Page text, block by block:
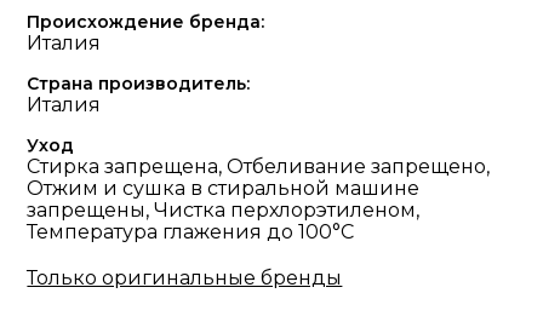
Происхождение бренда:
Италия
Страна производитель:
Италия
Уход
Стирка запрещена, Отбеливание запрещено,
Отжим и сушка в стиральной машине
запрещены, Чистка перхлорэтиленом,
Температура глажения до 100°С
Только оригинальные бренды